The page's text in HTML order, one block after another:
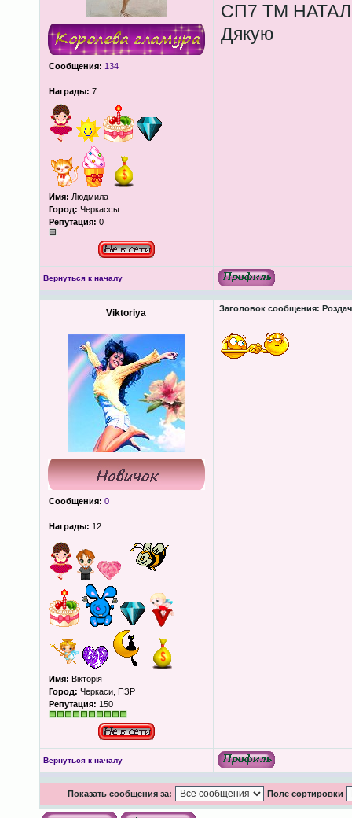
Сообщения: 134
Награды: 7
Имя: Людмила
Город: Черкассы
Репутация: 0
СП7 ТМ
Дякую
Вернуться к началу
Viktoriya Заголовок сообщения:
Сообщения: 0
Награды: 12
Имя: Вікторія
Город: Черкаси, ПЗР
Репутация: 150
Вернуться к началу
Показать сообщения за: Поле сортировки